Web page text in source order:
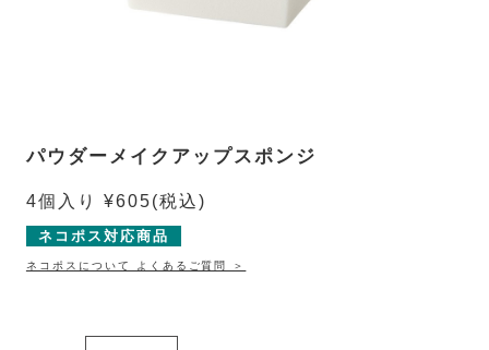
パウダーメイクアップスポンジ
4個入り ¥605(税込)
ネコポス対応商品
ネコポスについて よくあるご質問 ＞